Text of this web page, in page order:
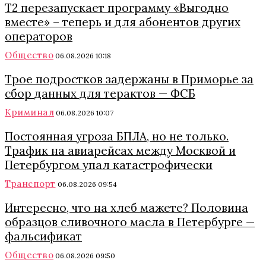
Т2 перезапускает программу «Выгодно
вместе» – теперь и для абонентов других
операторов
Общество 06.08.2026 10:18
Трое подростков задержаны в Приморье за
сбор данных для терактов — ФСБ
Криминал 06.08.2026 10:07
Постоянная угроза БПЛА, но не только.
Трафик на авиарейсах между Москвой и
Петербургом упал катастрофически
Транспорт 06.08.2026 09:54
Интересно, что на хлеб мажете? Половина
образцов сливочного масла в Петербурге —
фальсификат
Общество 06.08.2026 09:50